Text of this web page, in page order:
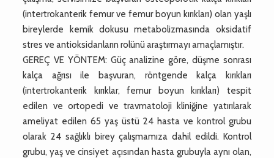
(intertrokanterik femur ve femur boyun kırıkları) olan yaşlı
bireylerde kemik dokusu metabolizmasında oksidatif
stres ve antioksidanların rolünü araştırmayı amaçlamıştır.
GEREÇ VE YÖNTEM: Güç analizine göre, düşme sonrası
kalça ağrısı ile başvuran, röntgende kalça kırıkları
(intertrokanterik kırıklar, femur boyun kırıkları) tespit
edilen ve ortopedi ve travmatoloji kliniğine yatırılarak
ameliyat edilen 65 yaş üstü 24 hasta ve kontrol grubu
olarak 24 sağlıklı birey çalışmamıza dahil edildi. Kontrol
grubu, yaş ve cinsiyet açısından hasta grubuyla aynı olan,